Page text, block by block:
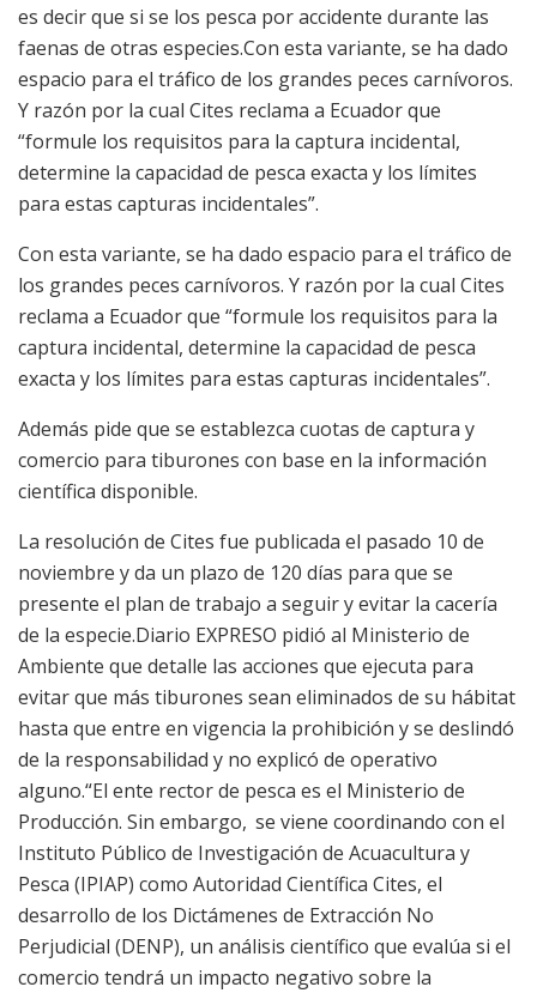
es decir que si se los pesca por accidente durante las
faenas de otras especies.Con esta variante, se ha dado
espacio para el tráfico de los grandes peces carnívoros.
Y razón por la cual Cites reclama a Ecuador que
“formule los requisitos para la captura incidental,
determine la capacidad de pesca exacta y los límites
para estas capturas incidentales”.
Con esta variante, se ha dado espacio para el tráfico de
los grandes peces carnívoros. Y razón por la cual Cites
reclama a Ecuador que “formule los requisitos para la
captura incidental, determine la capacidad de pesca
exacta y los límites para estas capturas incidentales”.
Además pide que se establezca cuotas de captura y
comercio para tiburones con base en la información
científica disponible.
La resolución de Cites fue publicada el pasado 10 de
noviembre y da un plazo de 120 días para que se
presente el plan de trabajo a seguir y evitar la cacería
de la especie.Diario EXPRESO pidió al Ministerio de
Ambiente que detalle las acciones que ejecuta para
evitar que más tiburones sean eliminados de su hábitat
hasta que entre en vigencia la prohibición y se deslindó
de la responsabilidad y no explicó de operativo
alguno.“El ente rector de pesca es el Ministerio de
Producción. Sin embargo, se viene coordinando con el
Instituto Público de Investigación de Acuacultura y
Pesca (IPIAP) como Autoridad Científica Cites, el
desarrollo de los Dictámenes de Extracción No
Perjudicial (DENP), un análisis científico que evalúa si el
comercio tendrá un impacto negativo sobre la